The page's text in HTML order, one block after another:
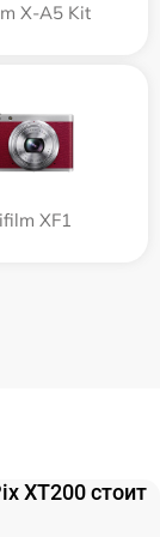
X-A5 Kit
XF1
XT200 стоит